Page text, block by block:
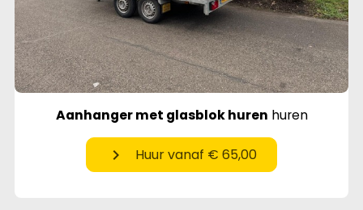
Aanhanger met glasblok huren huren
chevron_right Huur vanaf € 65,00